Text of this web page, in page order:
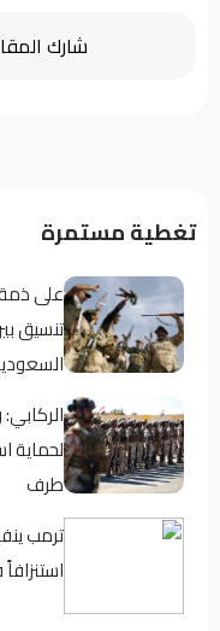
شارك
تغطية مستمرة
على ذمة
تنسيق
لحماية
طرف
ترمب